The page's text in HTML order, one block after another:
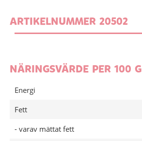
ARTIKELNUMMER 20502
NÄRINGSVÄRDE PER 100 G
Energi
Fett
- varav mättat fett